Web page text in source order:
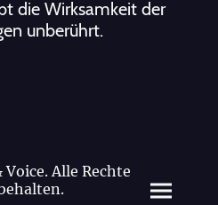
die Wirksamkeit der
unberührt.
Alle Rechte